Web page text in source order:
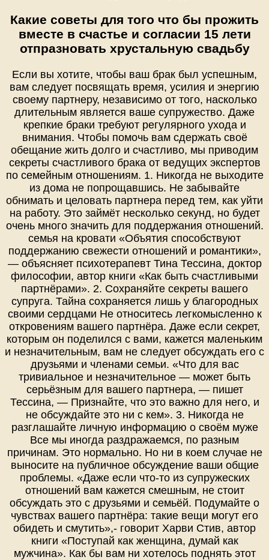
Какие советы для того что бы прожить
вместе в счастье и согласии 15 лети
отпразновать хрустальную свадьбу
Если вы хотите, чтобы ваш брак был успешным,
вам следует посвящать время, усилия и энергию
своему партнеру, независимо от того, насколько
длительным является ваше супружество. Даже
крепкие браки требуют регулярного ухода и
внимания. Чтобы помочь вам сдержать своё
обещание жить долго и счастливо, мы приводим
секреты счастливого брака от ведущих экспертов
по семейным отношениям. 1. Никогда не выходите
из дома не попрощавшись. Не забывайте
обнимать и целовать партнера перед тем, как уйти
на работу. Это займёт несколько секунд, но будет
очень много значить для поддержания отношений.
семья на кровати «Объятия способствуют
поддержанию свежести отношений и романтики»,
— объясняет психотерапевт Тина Тессина, доктор
философии, автор книги «Как быть счастливыми
партнёрами». 2. Сохраняйте секреты вашего
супруга. Тайна сохраняется лишь у благородных
своими сердцами Не относитесь легкомысленно к
откровениям вашего партнёра. Даже если секрет,
которым он поделился с вами, кажется маленьким
и незначительным, вам не следует обсуждать его с
друзьями и членами семьи. «Что для вас
тривиальное и незначительное — может быть
серьёзным для вашего партнера, — пишет
Тессина, — Признайте, что это важно для него, и
не обсуждайте это ни с кем». 3. Никогда не
разглашайте личную информацию о своём муже
Все мы иногда раздражаемся, по разным
причинам. Это нормально. Но ни в коем случае не
выносите на публичное обсуждение ваши общие
проблемы. «Даже если что-то из супружеских
отношений вам кажется смешным, не стоит
обсуждать это с друзьями и семьёй. Подумайте о
чувствах вашего партнёра: такие вещи могут его
обидеть и смутить»,- говорит Харви Стив, автор
книги «Поступай как женщина, думай как
мужчина». Как бы вам ни хотелось поднять этот